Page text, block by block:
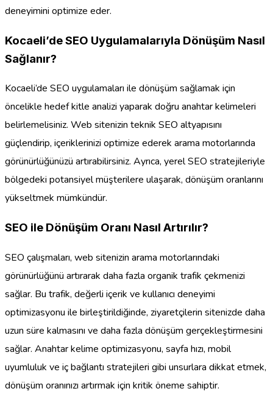
deneyimini optimize eder.
Kocaeli’de SEO Uygulamalarıyla Dönüşüm Nasıl
Sağlanır?
Kocaeli’de SEO uygulamaları ile dönüşüm sağlamak için
öncelikle hedef kitle analizi yaparak doğru anahtar kelimeleri
belirlemelisiniz. Web sitenizin teknik SEO altyapısını
güçlendirip, içeriklerinizi optimize ederek arama motorlarında
görünürlüğünüzü artırabilirsiniz. Ayrıca, yerel SEO stratejileriyle
bölgedeki potansiyel müşterilere ulaşarak, dönüşüm oranlarını
yükseltmek mümkündür.
SEO ile Dönüşüm Oranı Nasıl Artırılır?
SEO çalışmaları, web sitenizin arama motorlarındaki
görünürlüğünü artırarak daha fazla organik trafik çekmenizi
sağlar. Bu trafik, değerli içerik ve kullanıcı deneyimi
optimizasyonu ile birleştirildiğinde, ziyaretçilerin sitenizde daha
uzun süre kalmasını ve daha fazla dönüşüm gerçekleştirmesini
sağlar. Anahtar kelime optimizasyonu, sayfa hızı, mobil
uyumluluk ve iç bağlantı stratejileri gibi unsurlara dikkat etmek,
dönüşüm oranınızı artırmak için kritik öneme sahiptir.